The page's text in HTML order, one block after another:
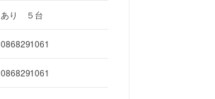
あり ５台
0868291061
0868291061